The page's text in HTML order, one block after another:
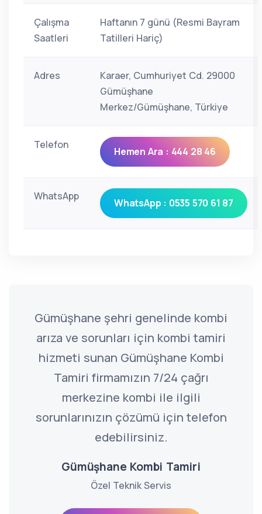
Çalışma
Saatleri
Haftanın 7 günü (Resmi Bayram
Tatilleri Hariç)
Adres
Karaer, Cumhuriyet Cd. 29000
Gümüşhane
Merkez/Gümüşhane, Türkiye
Telefon
Hemen Ara : 444 28 46
WhatsApp
WhatsApp : 0535 570 61 87
Gümüşhane şehri genelinde kombi
arıza ve sorunları için kombi tamiri
hizmeti sunan Gümüşhane Kombi
Tamiri firmamızın 7/24 çağrı
merkezine kombi ile ilgili
sorunlarınızın çözümü için telefon
edebilirsiniz.
Gümüşhane Kombi Tamiri
Özel Teknik Servis